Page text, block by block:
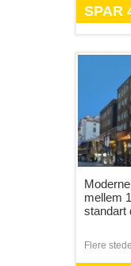
SPAR
mellem
standart
Flere